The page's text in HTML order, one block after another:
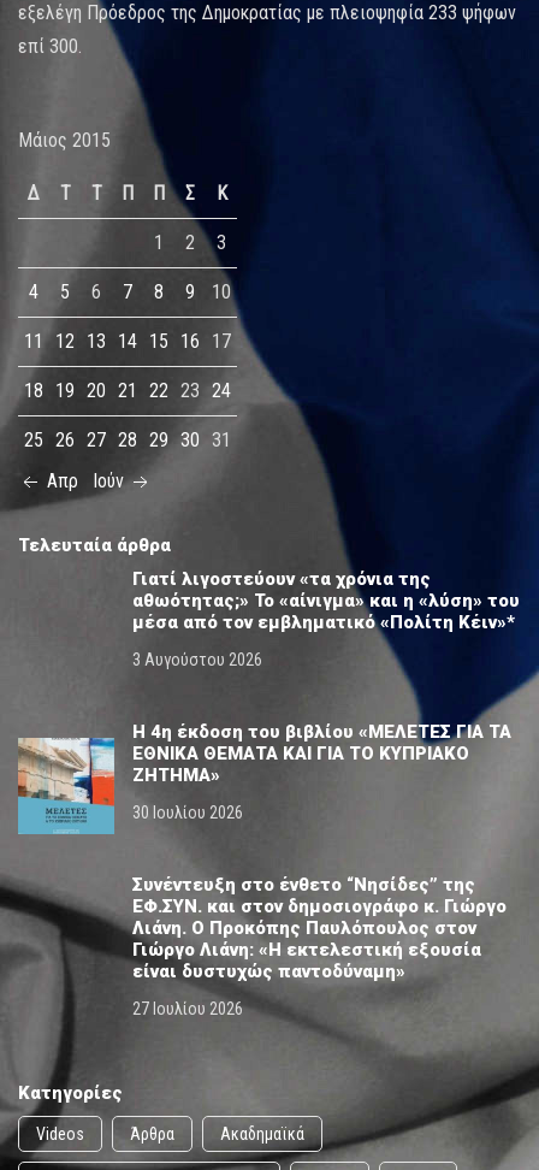
εξελέγη Πρόεδρος της Δημοκρατίας με πλειοψηφία 233 ψήφων
επί 300.
Μάιος 2015
Δ Τ Τ Π Π Σ Κ
1 2 3
4 5 6 7 8 9 10
11 12 13 14 15 16 17
18 19 20 21 22 23 24
25 26 27 28 29 30 31
Απρ
Ιούν
Τελευταία άρθρα
Γιατί λιγοστεύουν «τα χρόνια της
αθωότητας;» Το «αίνιγμα» και η «λύση» του
μέσα από τον εμβληματικό «Πολίτη Κέιν»*
3 Αυγούστου 2026
Η 4η έκδοση του βιβλίου «ΜΕΛΕΤΕΣ ΓΙΑ ΤΑ
ΕΘΝΙΚΑ ΘΕΜΑΤΑ ΚΑΙ ΓΙΑ ΤΟ ΚΥΠΡΙΑΚΟ
ΖΗΤΗΜΑ»
30 Ιουλίου 2026
Συνέντευξη στο ένθετο “Νησίδες” της
ΕΦ.ΣΥΝ. και στον δημοσιογράφο κ. Γιώργο
Λιάνη. Ο Προκόπης Παυλόπουλος στον
Γιώργο Λιάνη: «Η εκτελεστική εξουσία
είναι δυστυχώς παντοδύναμη»
27 Ιουλίου 2026
Κατηγορίες
Videos Άρθρα Ακαδημαϊκά